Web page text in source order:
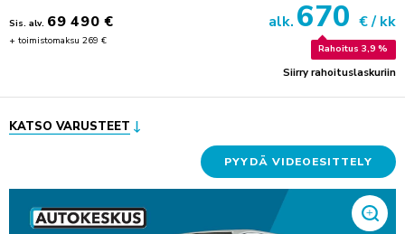
VAIHTOAUTOT
BMW PREMIUM SELECTION
SÄHKÖAUTOT
VAIHTOAUTON OSTAJAN OPAS
AUTOKESKUS TURVA -PALVELUPAKETTI
HUUTOKAUPPA
AUTOJEN SISÄÄNOSTO
BMW
BYD
MINI
MITSUBISHI
YRITYSMYYNTI
YRITYSMYYNNIN ESITTELY
AUTOPÄÄTTÄJÄLLE
TYÖSUHDEAUTOILIJALLE
HUOLTO & RENKAAT
VARAA MÄÄRÄAIKAISHUOLTO
KOLARIKORJAUS & TUULILASIT
Sis. alv. 69 490 €
+ toimistomaksu 269 €
alk. 670 € / kk
Rahoitus 3,9 %
Siirry rahoituslaskuriin
KATSO VARUSTEET
PYYDÄ VIDEOESITTELY